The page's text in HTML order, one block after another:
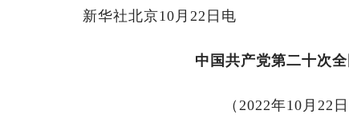
新华社北京10月22日电
中国共产党第二十次
（2022年10月22